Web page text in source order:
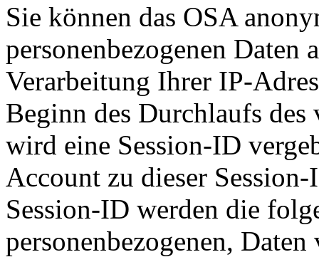
Sie können das OSA
personenbezogenen
Verarbeitung Ihrer IP-
Beginn des Durchlaufs
wird eine Session-ID
Account zu dieser
Session-ID werden die
personenbezogenen,